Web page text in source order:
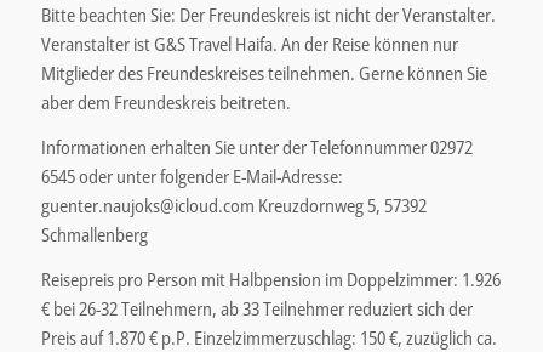
Bitte beachten Sie: Der Freundeskreis ist nicht der Veranstalter.
Veranstalter ist G&S Travel Haifa. An der Reise können nur
Mitglieder des Freundeskreises teilnehmen. Gerne können Sie
aber dem Freundeskreis beitreten.
Informationen erhalten Sie unter der Telefonnummer 02972
6545 oder unter folgender E-Mail-Adresse:
guenter.naujoks@icloud.com Kreuzdornweg 5, 57392
Schmallenberg
Reisepreis pro Person mit Halbpension im Doppelzimmer: 1.926
€ bei 26-32 Teilnehmern, ab 33 Teilnehmer reduziert sich der
Preis auf 1.870 € p.P. Einzelzimmerzuschlag: 150 €, zuzüglich ca.